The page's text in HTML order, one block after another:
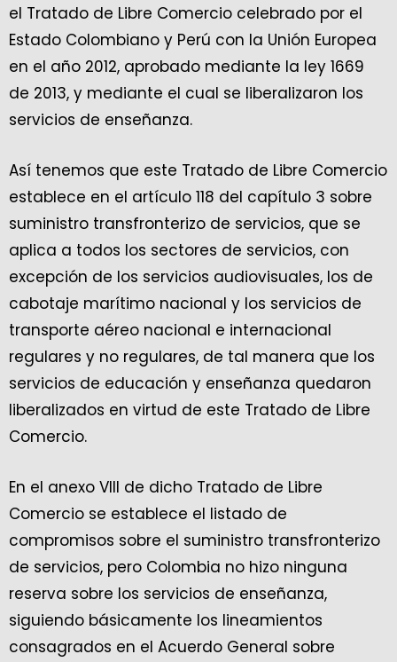
el Tratado de Libre Comercio celebrado por el
Estado Colombiano y Perú con la Unión Europea
en el año 2012, aprobado mediante la ley 1669
de 2013, y mediante el cual se liberalizaron los
servicios de enseñanza.
Así tenemos que este Tratado de Libre Comercio
establece en el artículo 118 del capítulo 3 sobre
suministro transfronterizo de servicios, que se
aplica a todos los sectores de servicios, con
excepción de los servicios audiovisuales, los de
cabotaje marítimo nacional y los servicios de
transporte aéreo nacional e internacional
regulares y no regulares, de tal manera que los
servicios de educación y enseñanza quedaron
liberalizados en virtud de este Tratado de Libre
Comercio.
En el anexo VIII de dicho Tratado de Libre
Comercio se establece el listado de
compromisos sobre el suministro transfronterizo
de servicios, pero Colombia no hizo ninguna
reserva sobre los servicios de enseñanza,
siguiendo básicamente los lineamientos
consagrados en el Acuerdo General sobre